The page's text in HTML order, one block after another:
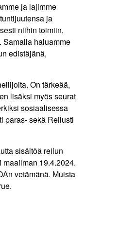
ja lajimme
ja
niihin toimiin,
Samalla haluamme
edistäjänä,
On tärkeää,
lisäksi myös seurat
sosiaalisessa
paras- sekä Reilusti
sisältöä reilun
19.4.2024.
vetämänä. Muista